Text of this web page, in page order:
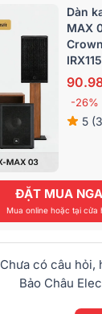
Dàn
MAX
-26%
5
ĐẶT MUA
Mua online hoặc tại cửa
Chưa có câu hỏi,
Bảo Châu